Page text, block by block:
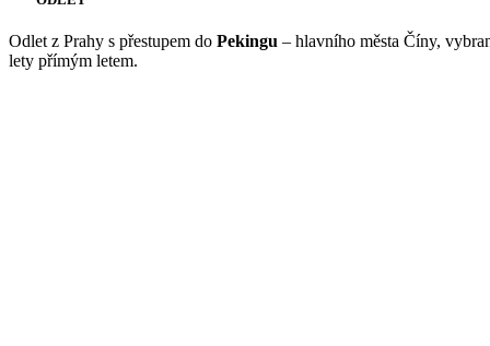
Odlet z Prahy s přestupem do Pekingu – hlavního města Číny,
lety přímým letem.